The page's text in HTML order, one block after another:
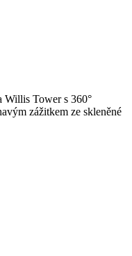
Willis Tower s 360°
zážitkem ze skleněné